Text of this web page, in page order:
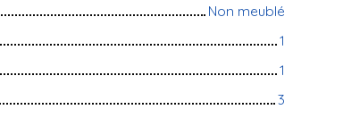
Non meublé
1
1
3